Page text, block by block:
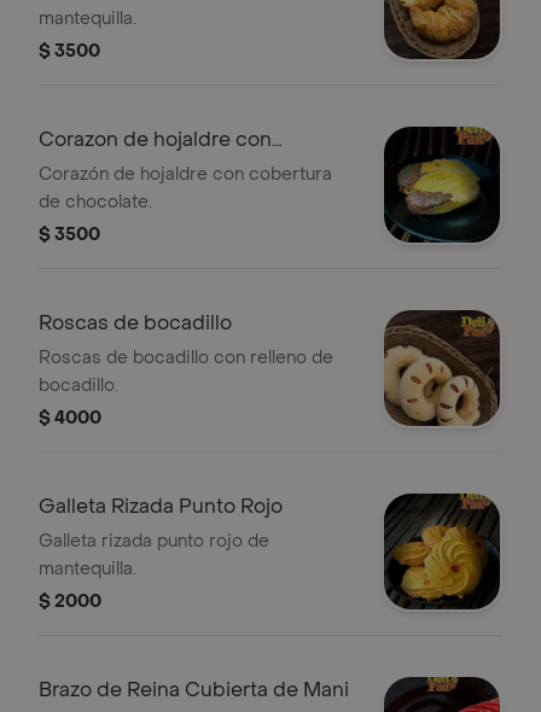
mantequilla.
$ 3500
Corazon de hojaldre con
chocolate
Corazón de hojaldre con cobertura
de chocolate.
$ 3500
Roscas de bocadillo
Roscas de bocadillo con relleno de
bocadillo.
$ 4000
Galleta Rizada Punto Rojo
Galleta rizada punto rojo de
mantequilla.
$ 2000
Brazo de Reina Cubierta de Mani